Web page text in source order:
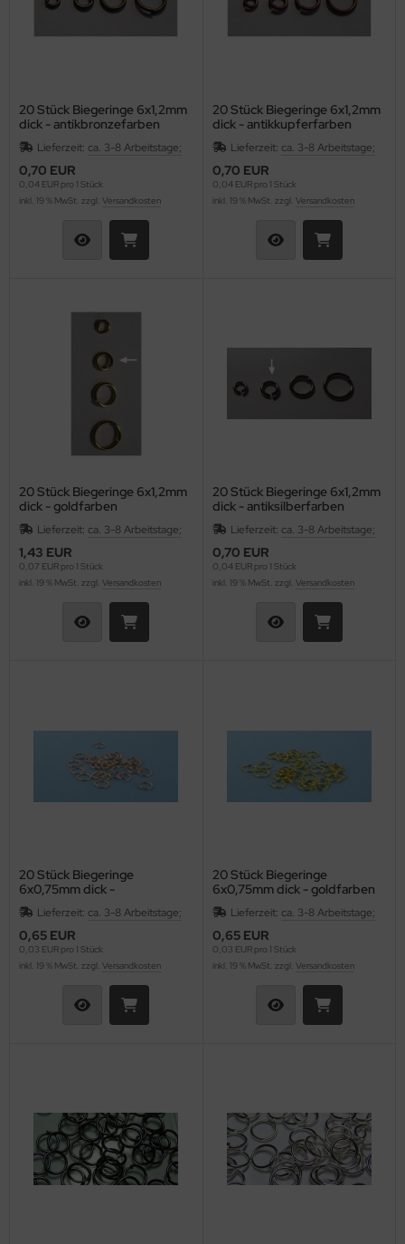
20 Stück Biegeringe 6x1,2mm
dick - antikbronzefarben
Lieferzeit: ca. 3-8 Arbeitstage;
0,70 EUR
0,04 EUR pro 1 Stück
inkl. 19 % MwSt. zzgl. Versandkosten
20 Stück Biegeringe 6x1,2mm
dick - antikkupferfarben
Lieferzeit: ca. 3-8 Arbeitstage;
0,70 EUR
0,04 EUR pro 1 Stück
inkl. 19 % MwSt. zzgl. Versandkosten
20 Stück Biegeringe 6x1,2mm
dick - goldfarben
Lieferzeit: ca. 3-8 Arbeitstage;
1,43 EUR
0,07 EUR pro 1 Stück
inkl. 19 % MwSt. zzgl. Versandkosten
20 Stück Biegeringe 6x1,2mm
dick - antiksilberfarben
Lieferzeit: ca. 3-8 Arbeitstage;
0,70 EUR
0,04 EUR pro 1 Stück
inkl. 19 % MwSt. zzgl. Versandkosten
20 Stück Biegeringe
6x0,75mm dick -
kupferfarben
Lieferzeit: ca. 3-8 Arbeitstage;
0,65 EUR
0,03 EUR pro 1 Stück
inkl. 19 % MwSt. zzgl. Versandkosten
20 Stück Biegeringe
6x0,75mm dick - goldfarben
Lieferzeit: ca. 3-8 Arbeitstage;
0,65 EUR
0,03 EUR pro 1 Stück
inkl. 19 % MwSt. zzgl. Versandkosten